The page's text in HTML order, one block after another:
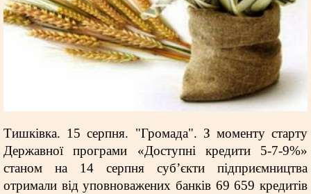
Тишківка. 15 серпня. "Громада". З моменту старту
Державної програми «Доступні кредити 5-7-9%»
станом на 14 серпня суб’єкти підприємництва
отримали від уповноважених банків 69 659 кредитів